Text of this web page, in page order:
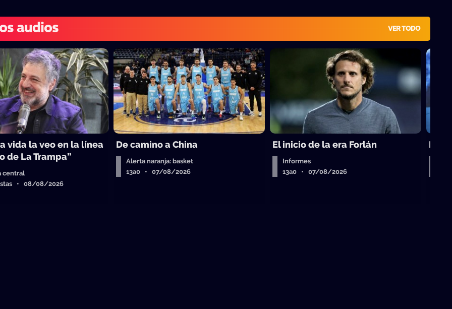
audios VER TODO
vida la veo en la línea
de La Trampa”
central
• 08/08/2026
De camino a China
Alerta naranja: basket
13a0 • 07/08/2026
El inicio de la era Forlán
Informes
13a0 • 07/08/2026
El